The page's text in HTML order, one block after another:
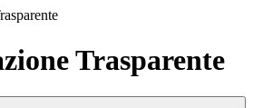
Trasparente